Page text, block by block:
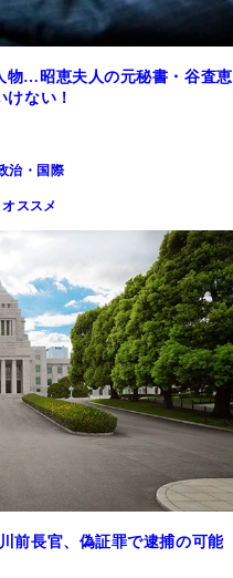
物…昭恵夫人の元秘書・谷査恵
ない！
治・国際
オススメ
前長官、偽証罪で逮捕の可能